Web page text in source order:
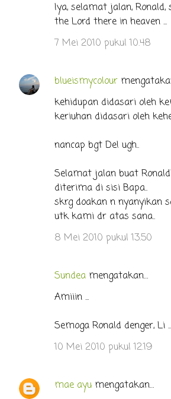
Iya, selamat jalan, Ronald,
the Lord there in heaven ...
7 Mei 2010 pukul 10.48
blueismycolour
kehidupan didasari oleh
keriuhan didasari oleh
nancap bgt De! ugh..
Selamat jalan buat
diterima di sisi Bapa..
skrg doakan n nyanyikan
utk kami dr atas sana..
8 Mei 2010 pukul 13.50
Sundea mengatakan…
Amiiin ...
Semoga Ronald denger, Li ...
10 Mei 2010 pukul 12.19
mae ayu mengatakan…